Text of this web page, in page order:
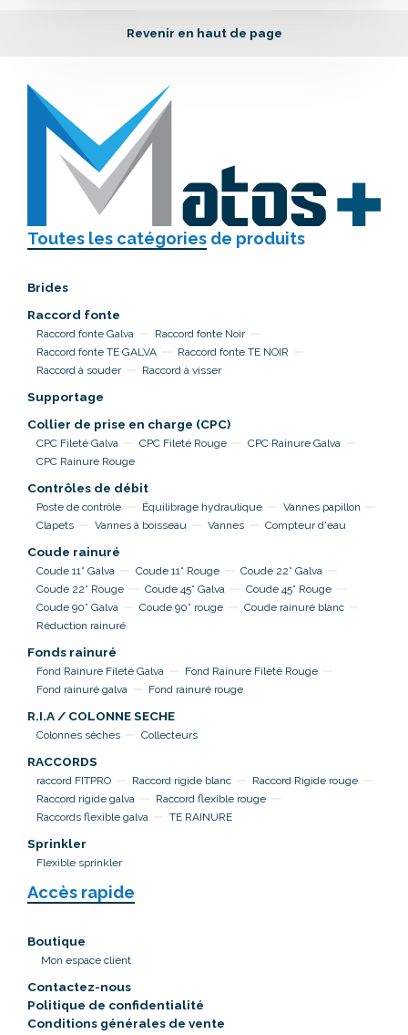
Revenir en haut de page
Toutes les catégories de produits
Brides
Raccord fonte
Raccord fonte Galva
Raccord fonte Noir
Raccord fonte TE GALVA
Raccord fonte TE NOIR
Raccord à souder
Raccord à visser
Supportage
Collier de prise en charge (CPC)
CPC Fileté Galva CPC Fileté Rouge
CPC Rainure Galva
CPC Rainure Rouge
Contrôles de débit
Poste de contrôle Équilibrage hydraulique
Vannes papillon
Clapets
Vannes à boisseau Vannes Compteur d'eau
Coude rainuré
Coude 11° Galva Coude 11° Rouge
Coude 22° Galva
Coude 22° Rouge
Coude 45° Galva
Coude 45° Rouge
Coude 90° Galva
Coude 90° rouge
Coude rainuré blanc
Réduction rainuré
Fonds rainuré
Fond Rainure Fileté Galva
Fond Rainure Fileté Rouge
Fond rainuré galva
Fond rainuré rouge
R.I.A / COLONNE SECHE
Colonnes sèches Collecteurs
RACCORDS
raccord FITPRO Raccord rigide blanc
Raccord Rigide rouge
Raccord rigide galva
Raccord flexible rouge
Raccords flexible galva
TE RAINURE
Sprinkler
Flexible sprinkler
Accès rapide
Boutique
Mon espace client
Contactez-nous
Politique de confidentialité
Conditions générales de vente